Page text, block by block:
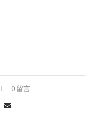
0 留言